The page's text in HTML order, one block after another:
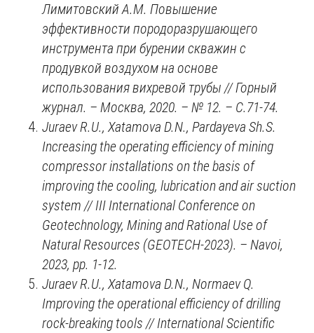
Лимитовский А.М. Повышение
эффективности породоразрушающего
инструмента при бурении скважин с
продувкой воздухом на основе
использования вихревой трубы //Горный
журнал. – Москва, 2020. – № 12. – С.71-74.
Juraev R.U., Xatamova D.N., Pardayeva Sh.S.
Increasing the operating efficiency of mining
compressor installations on the basis of
improving the cooling, lubrication and air suction
system // III International Conference on
Geotechnology, Mining and Rational Use of
Natural Resources (GEOTECH-2023). – Navoi,
2023, pp. 1-12.
Juraev R.U., Xatamova D.N., Normaev Q.
Improving the operational efficiency of drilling
rock-breaking tools // International Scientific